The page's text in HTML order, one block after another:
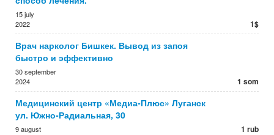
15 july
2022
1$
Врач нарколог Бишкек. Вывод из запоя
быстро и эффективно
30 september
2024
1 som
Медицинский центр «Медиа-Плюс» Луганск
ул. Южно-Радиальная, 30
9 august 1 rub